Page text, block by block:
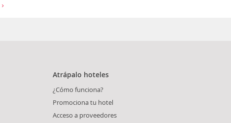
Atrápalo hoteles
¿Cómo funciona?
Promociona tu hotel
Acceso a proveedores